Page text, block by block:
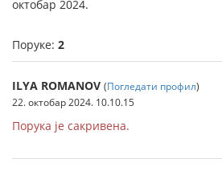
октобар 2024.
Поруке: 2
ILYA ROMANOV (Погледати профил)
22. октобар 2024. 10.10.15
Порука је сакривена.